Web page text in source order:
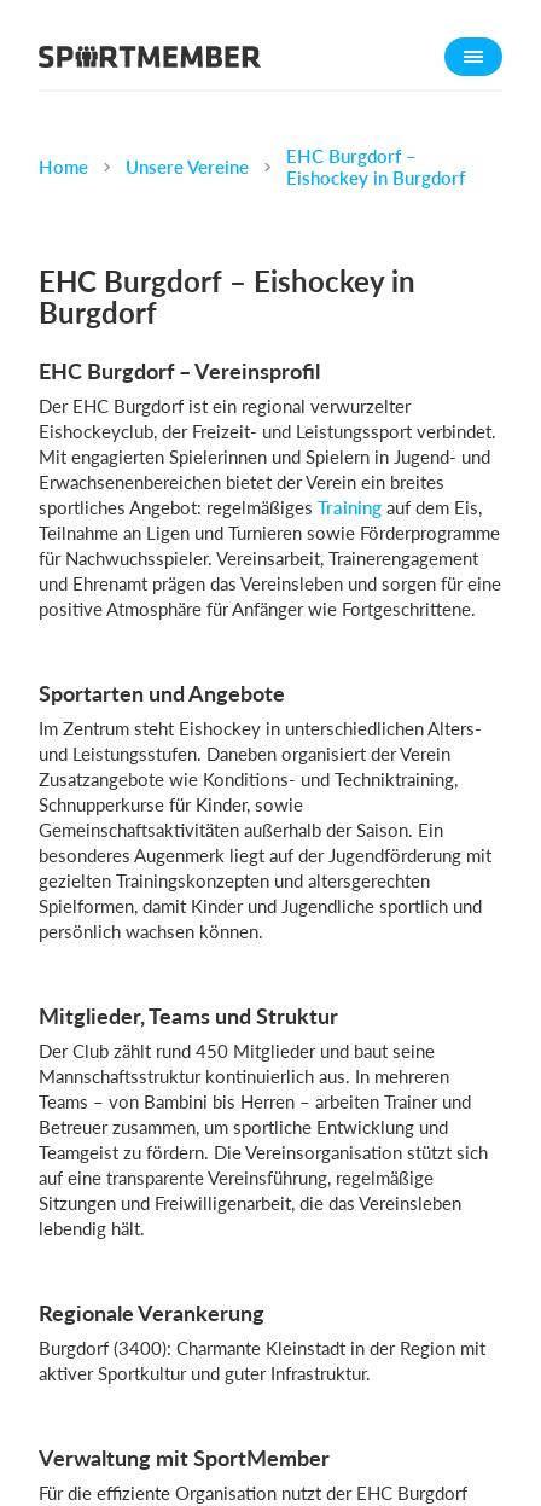
Über SportMember
Karriere
Trainingsplan
Mitgliedsbeitrag
Belegungsplan
Was kostet es?
Deutsch
Einloggen
Home Unsere Vereine
EHC Burgdorf –
Eishockey in Burgdorf
EHC Burgdorf – Eishockey in
Burgdorf
EHC Burgdorf – Vereinsprofil
Der EHC Burgdorf ist ein regional verwurzelter
Eishockeyclub, der Freizeit- und Leistungs­sport verbindet.
Mit engagierten Spielerinnen und Spielern in Jugend- und
Erwachsenenbereichen bietet der Verein ein breites
sportliches Angebot: regelmäßiges Training auf dem Eis,
Teilnahme an Ligen und Turnieren sowie Förderprogramme
für Nachwuchsspieler. Vereinsarbeit, Trainerengagement
und Ehrenamt prägen das Vereinsleben und sorgen für eine
positive Atmosphäre für Anfänger wie Fortgeschrittene.
Sportarten und Angebote
Im Zentrum steht Eishockey in unterschiedlichen Alters-
und Leistungsstufen. Daneben organisiert der Verein
Zusatzangebote wie Konditions- und Techniktraining,
Schnupperkurse für Kinder, sowie
Gemeinschaftsaktivitäten außerhalb der Saison. Ein
besonderes Augenmerk liegt auf der Jugendförderung mit
gezielten Trainingskonzepten und altersgerechten
Spielformen, damit Kinder und Jugendliche sportlich und
persönlich wachsen können.
Mitglieder, Teams und Struktur
Der Club zählt rund 450 Mitglieder und baut seine
Mannschaftsstruktur kontinuierlich aus. In mehreren
Teams – von Bambini bis Herren – arbeiten Trainer und
Betreuer zusammen, um sportliche Entwicklung und
Teamgeist zu fördern. Die Vereinsorganisation stützt sich
auf eine transparente Vereinsführung, regelmäßige
Sitzungen und Freiwilligenarbeit, die das Vereinsleben
lebendig hält.
Regionale Verankerung
Burgdorf (3400): Charmante Kleinstadt in der Region mit
aktiver Sportkultur und guter Infrastruktur.
Verwaltung mit SportMember
Für die effiziente Organisation nutzt der EHC Burgdorf